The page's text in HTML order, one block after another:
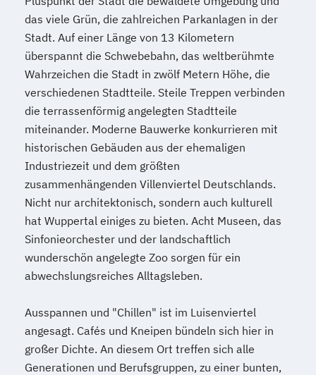
das viele Grün, die zahlreichen Parkanlagen in der
Stadt. Auf einer Länge von 13 Kilometern
überspannt die Schwebebahn, das weltberühmte
Wahrzeichen die Stadt in zwölf Metern Höhe, die
verschiedenen Stadtteile. Steile Treppen verbinden
die terrassenförmig angelegten Stadtteile
miteinander. Moderne Bauwerke konkurrieren mit
historischen Gebäuden aus der ehemaligen
Industriezeit und dem größten
zusammenhängenden Villenviertel Deutschlands.
Nicht nur architektonisch, sondern auch kulturell
hat Wuppertal einiges zu bieten. Acht Museen, das
Sinfonieorchester und der landschaftlich
wunderschön angelegte Zoo sorgen für ein
abwechslungsreiches Alltagsleben.
Ausspannen und "Chillen" ist im Luisenviertel
angesagt. Cafés und Kneipen bündeln sich hier in
großer Dichte. An diesem Ort treffen sich alle
Generationen und Berufsgruppen, zu einer bunten,